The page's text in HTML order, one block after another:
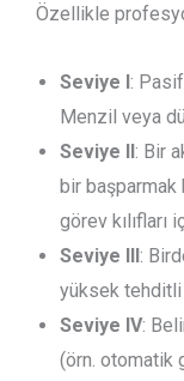
Özellikle
Seviye I:
Menzil veya
Seviye II: Bir
bir başparmak
görev kılıfları
Seviye III:
yüksek
Seviye IV:
(örn. otomatik